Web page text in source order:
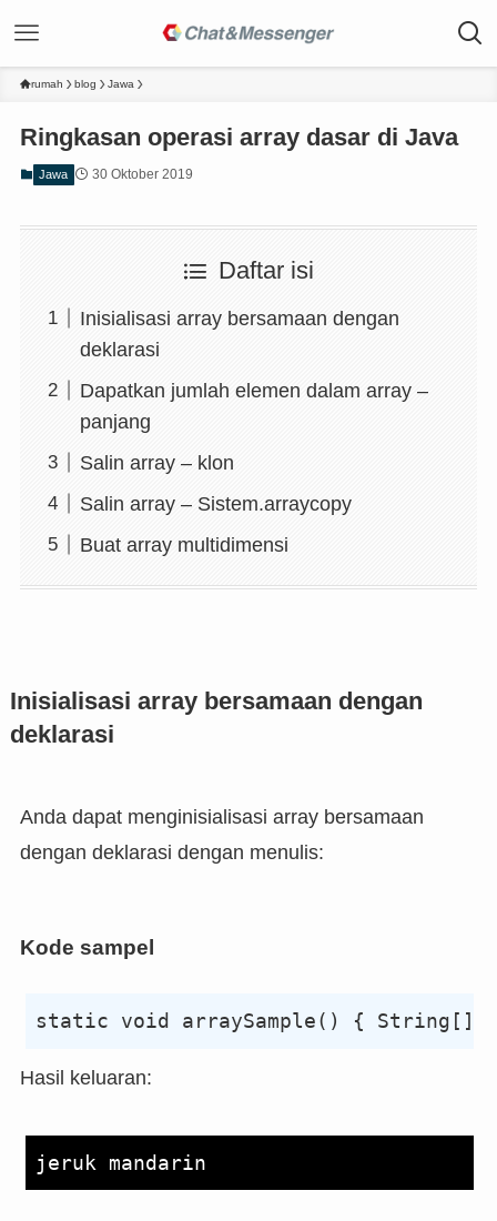
rumah blog Jawa
Ringkasan operasi array dasar di Java
Jawa 30 Oktober 2019
Daftar isi
Inisialisasi array bersamaan dengan
deklarasi
Dapatkan jumlah elemen dalam array –
panjang
Salin array – klon
Salin array – Sistem.arraycopy
Buat array multidimensi
Inisialisasi array bersamaan dengan
deklarasi
Anda dapat menginisialisasi array bersamaan
dengan deklarasi dengan menulis:
Kode sampel
Hasil keluaran: